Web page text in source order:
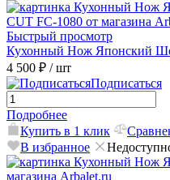
Быстрый просмотр
Кухонный Нож Японский
4 500 ₽ / шт
Подписаться
Подробнее
Купить в 1 клик
В избранное